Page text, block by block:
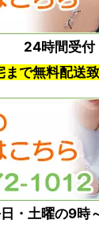
24時間受付
まで無料配送
・土曜の9時